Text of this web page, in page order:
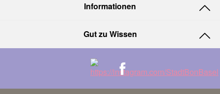
Informationen
Gut zu Wissen